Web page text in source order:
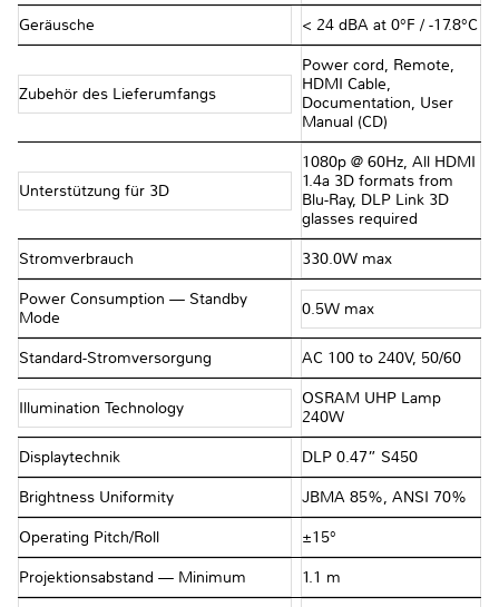
Geräusche < 24 dBA at 0°F / -17.8°C
Zubehör des Lieferumfangs
Power cord, Remote,
HDMI Cable,
Documentation, User
Manual (CD)
Unterstützung für 3D
1080p @ 60Hz, All HDMI
1.4a 3D formats from
Blu-Ray, DLP Link 3D
glasses required
Stromverbrauch 330.0W max
Power Consumption — Standby
Mode
0.5W max
Standard-Stromversorgung AC 100 to 240V, 50/60
Illumination Technology
OSRAM UHP Lamp
240W
Displaytechnik DLP 0.47” S450
Brightness Uniformity JBMA 85%, ANSI 70%
Operating Pitch/Roll ±15°
Projektionsabstand — Minimum 1.1 m